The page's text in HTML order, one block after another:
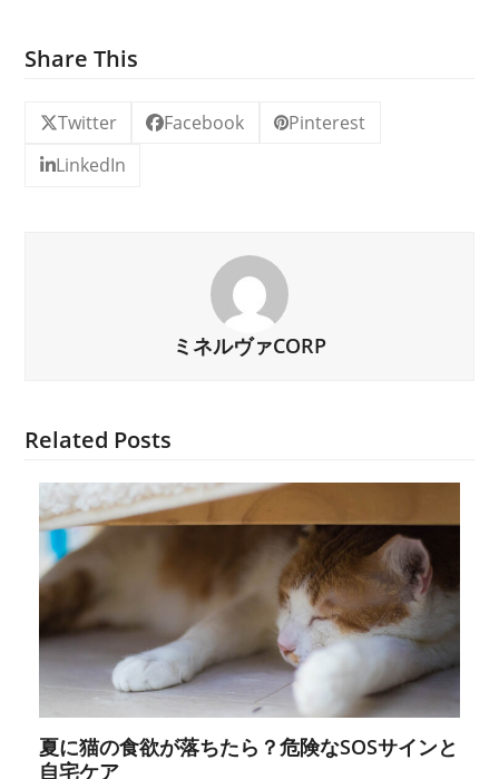
Share This
Twitter Facebook
Pinterest
LinkedIn
ミネルヴァCORP
Related Posts
夏に猫の食欲が落ちたら？危険なSOSサインと
自宅ケア